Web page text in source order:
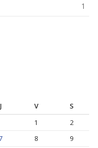
1
J V
S
1
2
8
9